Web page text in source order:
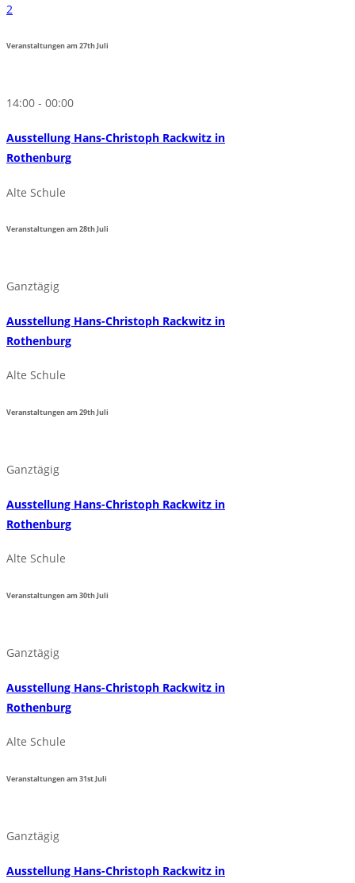
2
Veranstaltungen am27thJuli
14:00 - 00:00
Ausstellung Hans-Christoph Rackwitz in
Rothenburg
Alte Schule
Veranstaltungen am28thJuli
Ganztägig
Ausstellung Hans-Christoph Rackwitz in
Rothenburg
Alte Schule
Veranstaltungen am29thJuli
Ganztägig
Ausstellung Hans-Christoph Rackwitz in
Rothenburg
Alte Schule
Veranstaltungen am30thJuli
Ganztägig
Ausstellung Hans-Christoph Rackwitz in
Rothenburg
Alte Schule
Veranstaltungen am31stJuli
Ganztägig
Ausstellung Hans-Christoph Rackwitz in